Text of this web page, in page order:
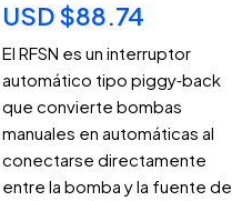
USD $88.74
El RFSN es un interruptor
automático tipo piggy‑back
que convierte bombas
manuales en automáticas al
conectarse directamente
entre la bomba y la fuente de